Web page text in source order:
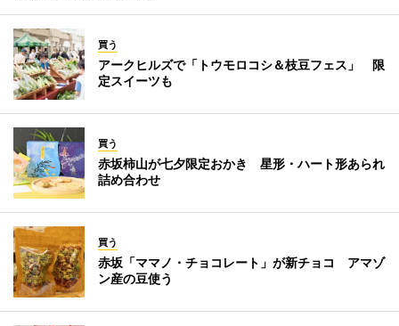
買う
アークヒルズで「トウモロコシ＆枝豆フェス」 限
定スイーツも
買う
赤坂柿山が七夕限定おかき 星形・ハート形あられ
詰め合わせ
買う
赤坂「ママノ・チョコレート」が新チョコ アマゾ
ン産の豆使う